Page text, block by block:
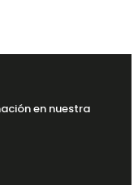
en nuestra